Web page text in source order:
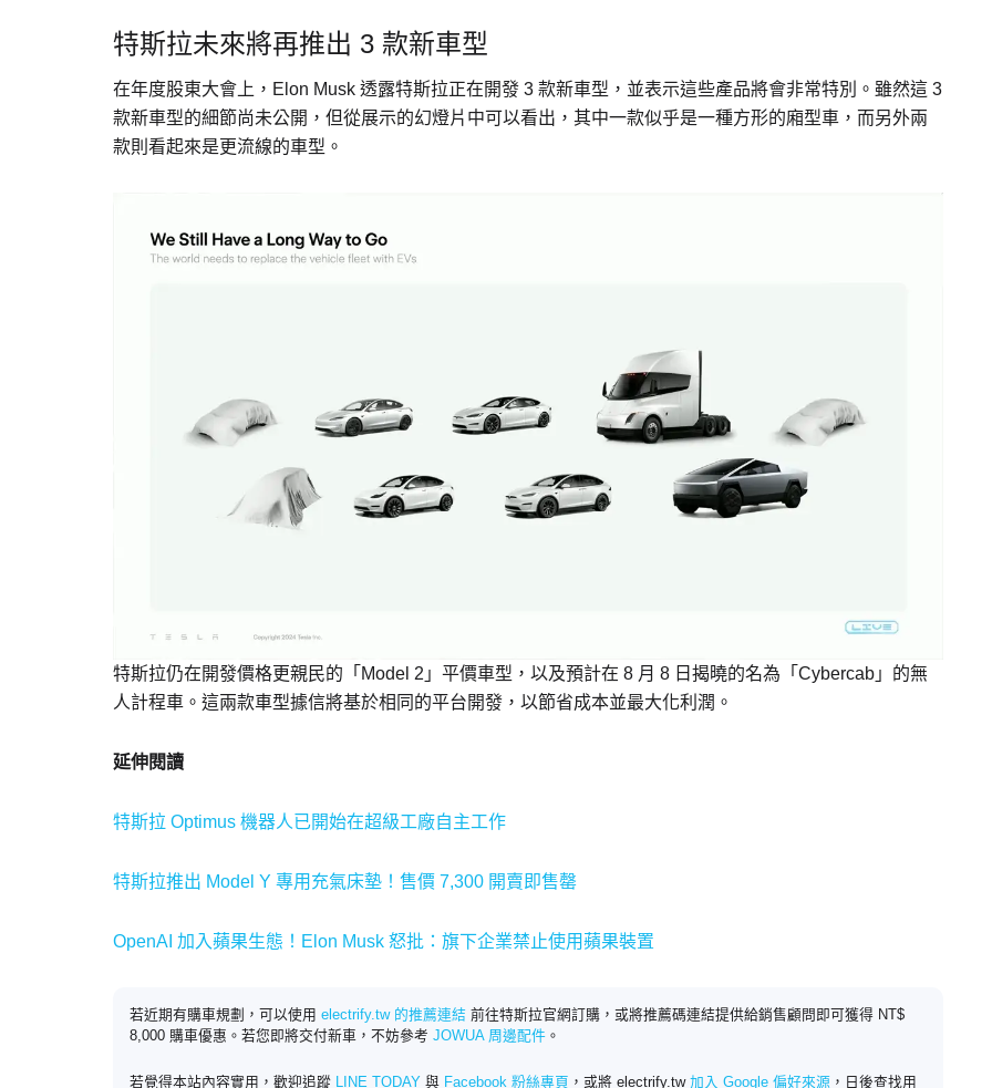
特斯拉未來將再推出 3 款新車型
在年度股東大會上，Elon Musk 透露特斯拉正在開發 3 款新車型，並表示這些產品將會非常特別。雖然這 3
款新車型的細節尚未公開，但從展示的幻燈片中可以看出，其中一款似乎是一種方形的廂型車，而另外兩
款則看起來是更流線的車型。
特斯拉仍在開發價格更親民的「Model 2」平價車型，以及預計在 8 月 8 日揭曉的名為「Cybercab」的無
人計程車。這兩款車型據信將基於相同的平台開發，以節省成本並最大化利潤。
延伸閱讀
特斯拉 Optimus 機器人已開始在超級工廠自主工作
特斯拉推出 Model Y 專用充氣床墊！售價 7,300 開賣即售罄
OpenAI 加入蘋果生態！Elon Musk 怒批：旗下企業禁止使用蘋果裝置
若近期有購車規劃，可以使用 electrify.tw 的推薦連結 前往特斯拉官網訂購，或將推薦碼連結提供給銷售顧問即可獲得 NT$
8,000 購車優惠。若您即將交付新車，不妨參考 JOWUA 周邊配件 。
若覺得本站內容實用，歡迎追蹤 LINE TODAY 與 Facebook 粉絲專頁 ，或將 electrify.tw 加入 Google 偏好來源 ，日後查找用